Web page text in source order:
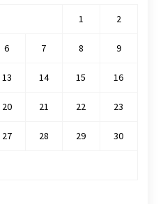
1
2
6 7 8 9
13 14 15 16
20 21 22 23
27 28 29 30